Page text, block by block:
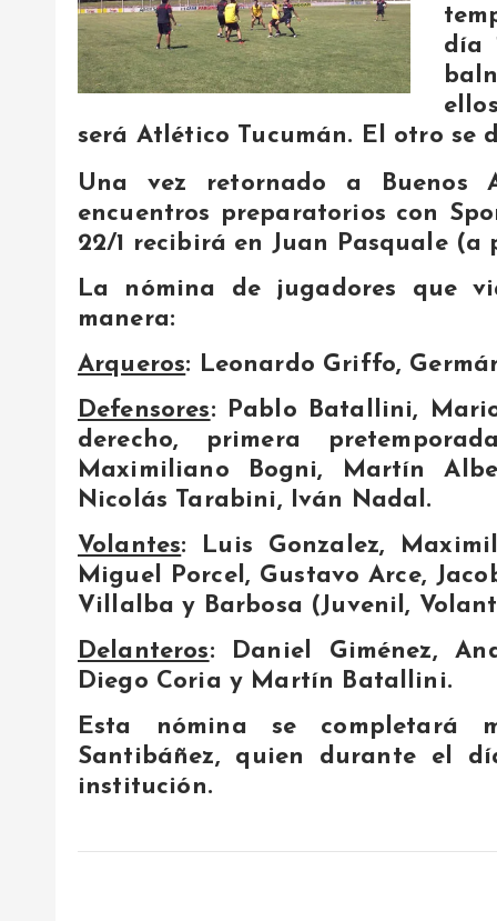
día
será Atlético Tucumán. El otro se
Una vez retornado a Buenos
encuentros preparatorios con
22/1 recibirá en Juan Pasquale
La nómina de jugadores que
manera:
Arqueros: Leonardo Griffo,
Defensores: Pablo Batallini,
derecho, primera
Maximiliano Bogni, Martín
Nicolás Tarabini, Iván Nadal.
Volantes: Luis Gonzalez,
Miguel Porcel, Gustavo Arce,
Villalba y Barbosa (Juvenil,
Delanteros: Daniel Giménez,
Diego Coria y Martín Batallini.
Esta nómina se completará
Santibáñez, quien durante el
institución.